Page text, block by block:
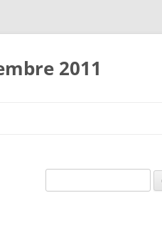
2011
per: